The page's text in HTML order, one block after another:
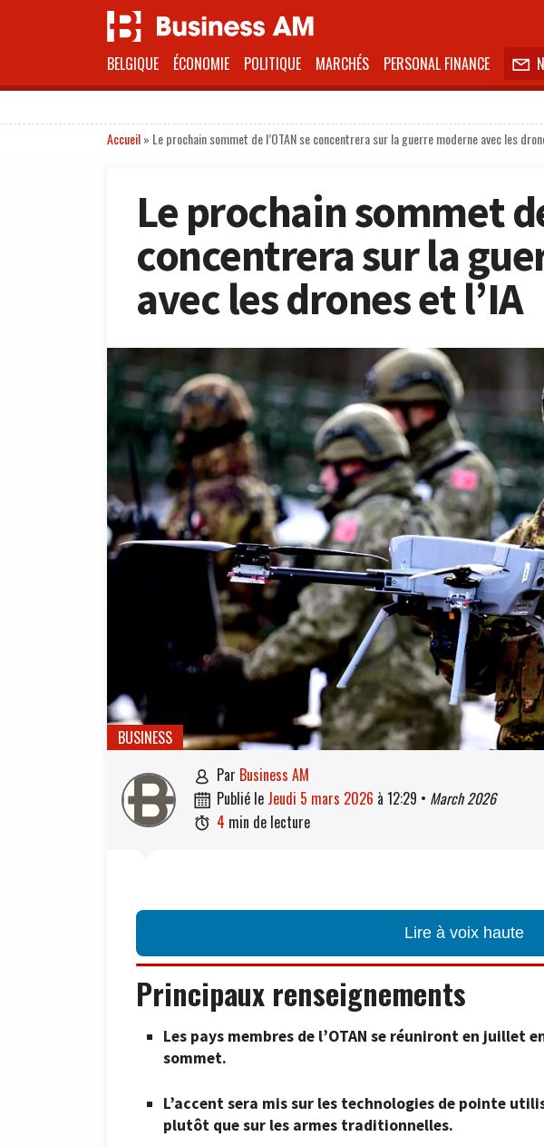
BELGIQUE ÉCONOMIE POLITIQUE MARCHÉS PERSONAL FINANCE 
Accueil» Le prochain sommet de l’OTAN se concentrera sur la guerre moderne avec les
Le prochain sommet
concentrera sur la
avec les drones et l’IA
BUSINESS
 par Business AM
 publié le jeudi 5 mars 2026 à 12:29 • March 2026
 4 min de lecture
Lire à voix haute
Principaux renseignements
Les pays membres de l’OTAN se réuniront en juillet
sommet.
L’accent sera mis sur les technologies de pointe
plutôt que sur les armes traditionnelles.